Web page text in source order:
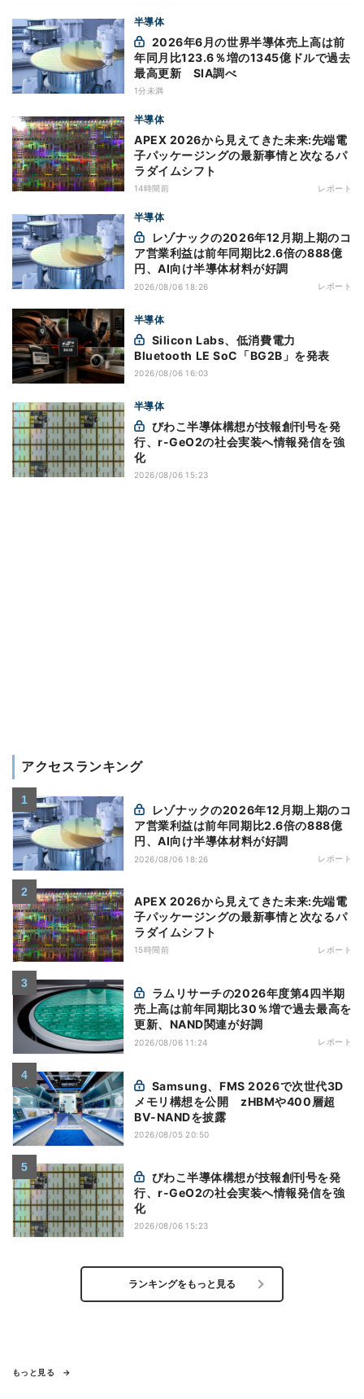
半導体
年同月比123.6％増の1345億ドルで過去
最高更新 SIA調べ
1分未満
半導体
APEX 2026から見えてきた未来:先端電
子パッケージングの最新事情と次なるパ
ラダイムシフト
14時間前 レポート
半導体
ア営業利益は前年同期比2.6倍の888億
円、AI向け半導体材料が好調
2026/08/06 18:26 レポート
半導体
Bluetooth LE SoC「BG2B」を発表
2026/08/06 16:03
半導体
行、r-GeO2の社会実装へ情報発信を強
化
2026/08/06 15:23
アクセスランキング
ア営業利益は前年同期比2.6倍の888億
円、AI向け半導体材料が好調
2026/08/06 18:26 レポート
APEX 2026から見えてきた未来:先端電
子パッケージングの最新事情と次なるパ
ラダイムシフト
15時間前 レポート
売上高は前年同期比30％増で過去最高を
更新、NAND関連が好調
2026/08/06 11:24 レポート
メモリ構想を公開 zHBMや400層超
BV-NANDを披露
2026/08/05 20:50
行、r-GeO2の社会実装へ情報発信を強
化
2026/08/06 15:23
ランキングをもっと見る
もっと見る